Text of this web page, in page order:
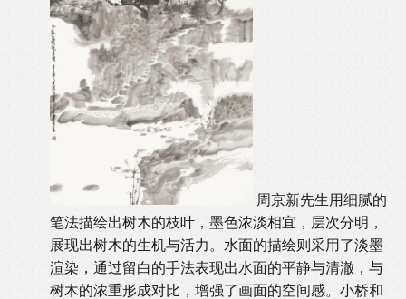
周京新先生用细腻的
笔法描绘出树木的枝叶，墨色浓淡相宜，层次分明，
展现出树木的生机与活力。水面的描绘则采用了淡墨
渲染，通过留白的手法表现出水面的平静与清澈，与
树木的浓重形成对比，增强了画面的空间感。小桥和